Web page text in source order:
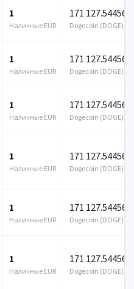
1
Наличные EUR
171 127.544567
Dogecoin (DOGE)
1
Наличные EUR
171 127.544567
Dogecoin (DOGE)
1
Наличные EUR
171 127.544567
Dogecoin (DOGE)
1
Наличные EUR
171 127.544567
Dogecoin (DOGE)
1
Наличные EUR
171 127.544567
Dogecoin (DOGE)
1
Наличные EUR
171 127.544567
Dogecoin (DOGE)